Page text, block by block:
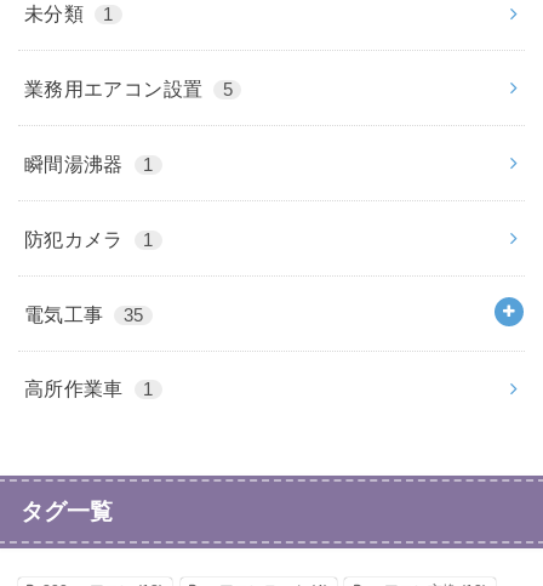
未分類 1
業務用エアコン設置 5
瞬間湯沸器 1
防犯カメラ 1
電気工事 35
高所作業車 1
タグ一覧